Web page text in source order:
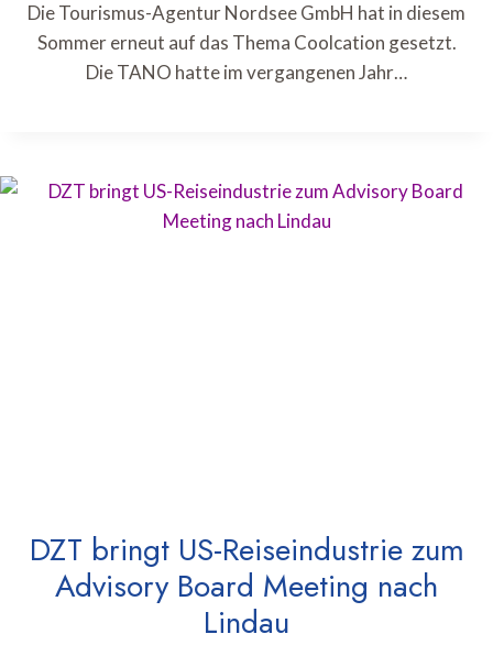
Die Tourismus-Agentur Nordsee GmbH hat in diesem
Sommer erneut auf das Thema Coolcation gesetzt.
Die TANO hatte im vergangenen Jahr…
DZT bringt US-Reiseindustrie zum
Advisory Board Meeting nach
Lindau